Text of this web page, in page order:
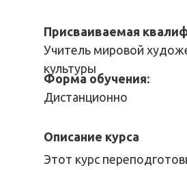
Присваиваемая
Учитель мировой
культуры
Форма обучения:
Дистанционно
Описание курса
Этот курс